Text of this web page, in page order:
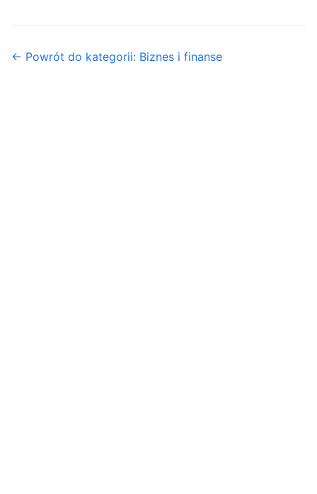
← Powrót do kategorii: Biznes i finanse